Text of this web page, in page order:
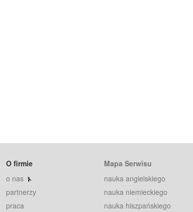
O firmie
o nas
partnerzy
praca
Mapa Serwisu
nauka angielskiego
nauka niemieckiego
nauka hiszpańskiego